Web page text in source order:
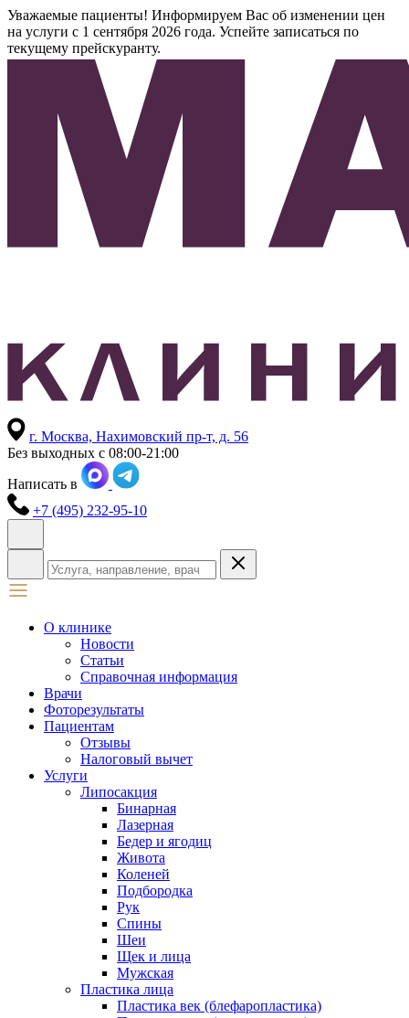
Уважаемые пациенты! Информируем Вас об изменении цен
на услуги с 1 сентября 2026 года. Успейте записаться по
текущему прейскуранту.
г. Москва, Нахимовский пр-т, д. 56
Без выходных с 08:00-21:00
Написать в
+7 (495) 232-95-10
О клинике
Новости
Статьи
Справочная информация
Врачи
Фоторезультаты
Пациентам
Отзывы
Налоговый вычет
Услуги
Липосакция
Бинарная
Лазерная
Бедер и ягодиц
Живота
Коленей
Подбородка
Рук
Спины
Шеи
Щек и лица
Мужская
Пластика лица
Пластика век (блефаропластика)